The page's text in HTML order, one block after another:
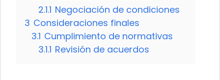
2.1.1 Negociación de condiciones
3 Consideraciones finales
3.1 Cumplimiento de normativas
3.1.1 Revisión de acuerdos